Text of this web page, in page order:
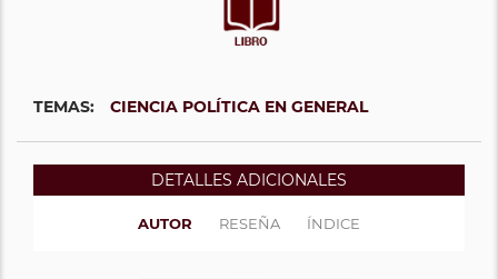
TEMAS: CIENCIA POLÍTICA EN GENERAL
DETALLES ADICIONALES
AUTOR RESEÑA ÍNDICE